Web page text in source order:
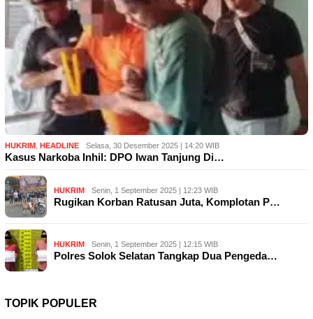
HUKRIM HEADLINE Selasa, 30 Desember 2025 | 14:20 WIB
Kasus Narkoba Inhil: DPO Iwan Tanjung Di…
HUKRIM Senin, 1 September 2025 | 12:23 WIB
Rugikan Korban Ratusan Juta, Komplotan P…
HUKRIM Senin, 1 September 2025 | 12:15 WIB
Polres Solok Selatan Tangkap Dua Pengeda…
TOPIK POPULER